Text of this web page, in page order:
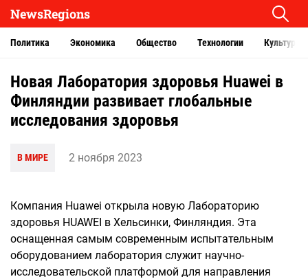
NewsRegions
Политика Экономика Общество Технологии Культура
Новая Лаборатория здоровья Huawei в
Финляндии развивает глобальные
исследования здоровья
В МИРЕ 2 ноября 2023
Компания Huawei открыла новую Лабораторию
здоровья HUAWEI в Хельсинки, Финляндия. Эта
оснащенная самым современным испытательным
оборудованием лаборатория служит научно-
исследовательской платформой для направления